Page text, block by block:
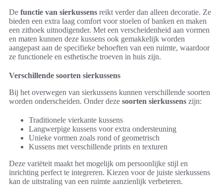
De functie van sierkussens reikt verder dan alleen decoratie. Ze
bieden een extra laag comfort voor stoelen of banken en maken
een zithoek uitnodigender. Met een verscheidenheid aan vormen
en maten kunnen deze kussens ook gemakkelijk worden
aangepast aan de specifieke behoeften van een ruimte, waardoor
ze functionele en esthetische troeven in huis zijn.
Verschillende soorten sierkussens
Bij het overwegen van sierkussens kunnen verschillende soorten
worden onderscheiden. Onder deze soorten sierkussens zijn:
Traditionele vierkante kussens
Langwerpige kussens voor extra ondersteuning
Unieke vormen zoals rond of geometrisch
Kussens met verschillende prints en texturen
Deze variëteit maakt het mogelijk om persoonlijke stijl en
inrichting perfect te integreren. Kiezen voor de juiste sierkussens
kan de uitstraling van een ruimte aanzienlijk verbeteren.